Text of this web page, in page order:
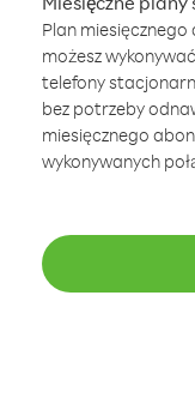
Plan
możesz
telefony
bez potrzeby
miesięcznego
wykonywanych